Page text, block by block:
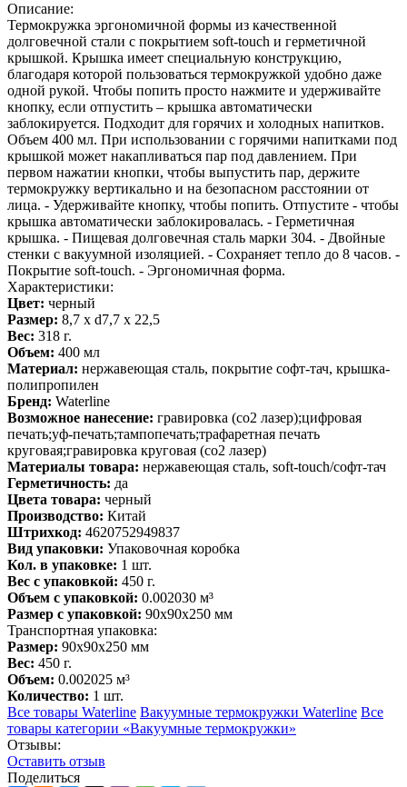
Описание:
Термокружка эргономичной формы из качественной
долговечной стали с покрытием soft-touch и герметичной
крышкой. Крышка имеет специальную конструкцию,
благодаря которой пользоваться термокружкой удобно даже
одной рукой. Чтобы попить просто нажмите и удерживайте
кнопку, если отпустить – крышка автоматически
заблокируется. Подходит для горячих и холодных напитков.
Объем 400 мл. При использовании с горячими напитками под
крышкой может накапливаться пар под давлением. При
первом нажатии кнопки, чтобы выпустить пар, держите
термокружку вертикально и на безопасном расстоянии от
лица. - Удерживайте кнопку, чтобы попить. Отпустите - чтобы
крышка автоматически заблокировалась. - Герметичная
крышка. - Пищевая долговечная сталь марки 304. - Двойные
стенки с вакуумной изоляцией. - Сохраняет тепло до 8 часов. -
Покрытие soft-touch. - Эргономичная форма.
Характеристики:
Цвет: черный
Размер: 8,7 х d7,7 х 22,5
Вес: 318 г.
Объем: 400 мл
Материал: нержавеющая сталь, покрытие софт-тач, крышка-
полипропилен
Бренд: Waterline
Возможное нанесение: гравировка (co2 лазер);цифровая
печать;уф-печать;тампопечать;трафаретная печать
круговая;гравировка круговая (co2 лазер)
Материалы товара: нержавеющая cталь, soft-touch/софт-тач
Герметичность: да
Цвета товара: черный
Производство: Китай
Штрихкод: 4620752949837
Вид упаковки: Упаковочная коробка
Кол. в упаковке: 1 шт.
Вес с упаковкой: 450 г.
Объем с упаковкой: 0.002030 м³
Размер с упаковкой: 90x90x250 мм
Транспортная упаковка:
Размер: 90x90x250 мм
Вес: 450 г.
Объем: 0.002025 м³
Количество: 1 шт.
Все товары Waterline Вакуумные термокружки Waterline Все
товары категории «Вакуумные термокружки»
Отзывы:
Оcтавить отзыв
Поделиться